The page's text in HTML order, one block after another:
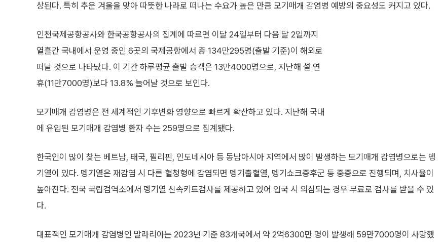
상된다. 특히 추운 겨울을 맞아 따뜻한 나라로 떠나는 수요가 높은 만큼 모기매개 감염병 예방의 중요성도 커지고 있다.
인천국제공항공사와 한국공항공사의 집계에 따르면 이달 24일부터 다음 달 2일까지
열흘간 국내에서 운영 중인 6곳의 국제공항에서 총 134만295명(출발 기준)이 해외로
떠날 것으로 나타났다. 이 기간 하루평균 출발 승객은 13만4000명으로, 지난해 설 연
휴(11만7000명)보다 13.8% 늘어날 것으로 보인다.
모기매개 감염병은 전 세계적인 기후변화 영향으로 빠르게 확산하고 있다. 지난해 국내
에 유입된 모기매개 감염병 환자 수는 259명으로 집계됐다.
한국인이 많이 찾는 베트남, 태국, 필리핀, 인도네시아 등 동남아시아 지역에서 많이 발생하는 모기매개 감염병으로는 뎅
기열이 있다. 뎅기열은 재감염 시 다른 혈청형에 감염되면 뎅기출혈열, 뎅기쇼크증후군 등 중증으로 진행되며, 치사율이
높아진다. 전국 국립검역소에서 뎅기열 신속키트검사를 제공하고 있어 입국 시 의심되는 경우 무료로 검사를 받을 수 있
다.
대표적인 모기매개 감염병인 말라리아는 2023년 기준 83개국에서 약 2억6300만 명이 발생해 59만7000명이 사망했